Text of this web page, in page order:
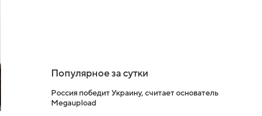
Популярное за сутки
Россия победит Украину, считает основатель
Megaupload